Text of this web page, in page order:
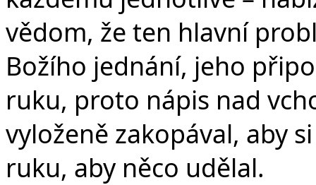
vědom, že ten hlavní
Božího jednání, jeho
ruku, proto nápis nad
vyloženě zakopával, aby
ruku, aby něco udělal.